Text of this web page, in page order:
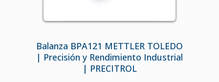
Balanza BPA121 METTLER TOLEDO
| Precisión y Rendimiento Industrial
| PRECITROL